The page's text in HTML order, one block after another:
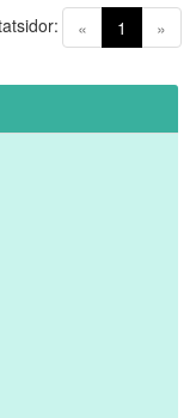
« 1 (current)
»